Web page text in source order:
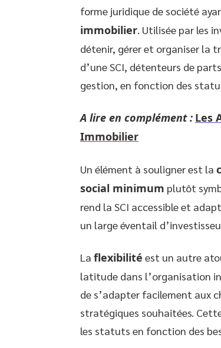
forme juridique de société
immobilier. Utilisée par les
détenir, gérer et organiser la
d’une SCI, détenteurs de
gestion, en fonction des
A lire en complément : Les
Immobilier
Un élément à souligner est la
social minimum plutôt
rend la SCI accessible et
un large éventail
La flexibilité est un autre
latitude dans l’organisation
de s’adapter facilement aux
stratégiques souhaitées.
les statuts en fonction des